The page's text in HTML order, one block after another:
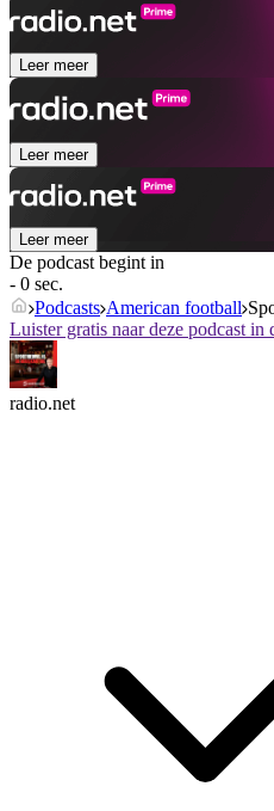
Leer meer
Leer meer
Leer meer
De podcast begint in
- 0 sec.
Podcasts American football
Luister gratis naar deze podcast in
radio.net